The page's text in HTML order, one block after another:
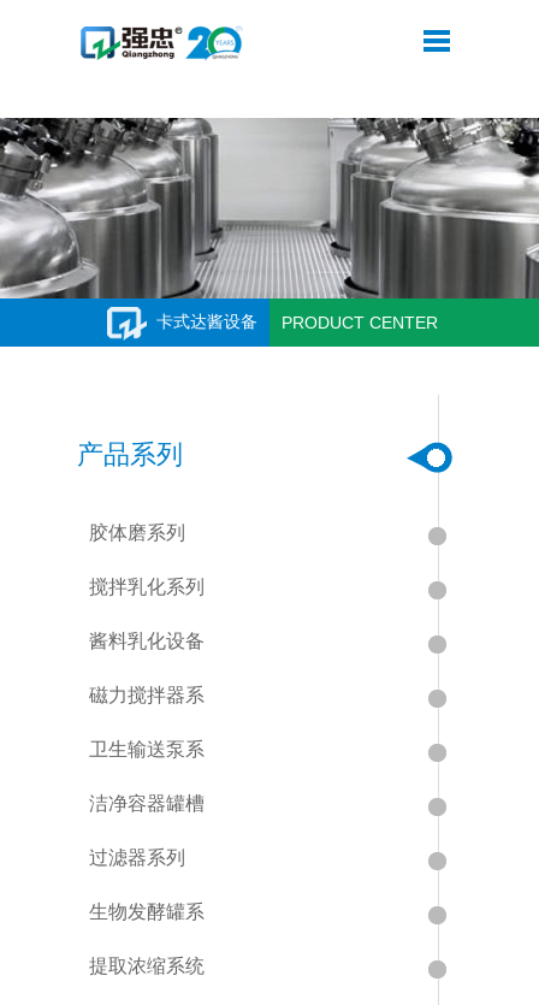
米兰网web站
卡式达酱设备 PRODUCT CENTER
产品系列
胶体磨系列
搅拌乳化系列
酱料乳化设备
磁力搅拌器系
卫生输送泵系
洁净容器罐槽
过滤器系列
生物发酵罐系
提取浓缩系统